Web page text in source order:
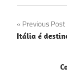
de
Previous Post
Itália é